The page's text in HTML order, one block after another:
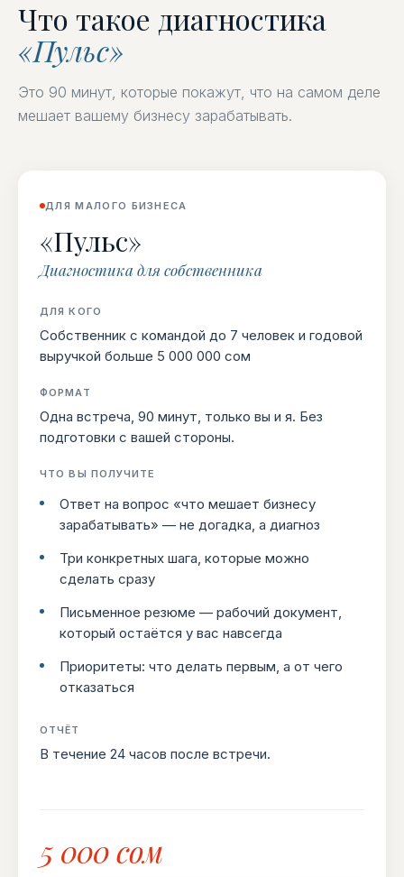
Что такое диагностика
«Пульс»
Это 90 минут, которые покажут, что на самом деле
мешает вашему бизнесу зарабатывать.
ДЛЯ МАЛОГО БИЗНЕСА
«Пульс»
Диагностика для собственника
ДЛЯ КОГО
Собственник с командой до 7 человек и годовой
выручкой больше 5 000 000 сом
ФОРМАТ
Одна встреча, 90 минут, только вы и я. Без
подготовки с вашей стороны.
ЧТО ВЫ ПОЛУЧИТЕ
Ответ на вопрос «что мешает бизнесу
зарабатывать» — не догадка, а диагноз
Три конкретных шага, которые можно
сделать сразу
Письменное резюме — рабочий документ,
который остаётся у вас навсегда
Приоритеты: что делать первым, а от чего
отказаться
ОТЧЁТ
В течение 24 часов после встречи.
5 000 сом